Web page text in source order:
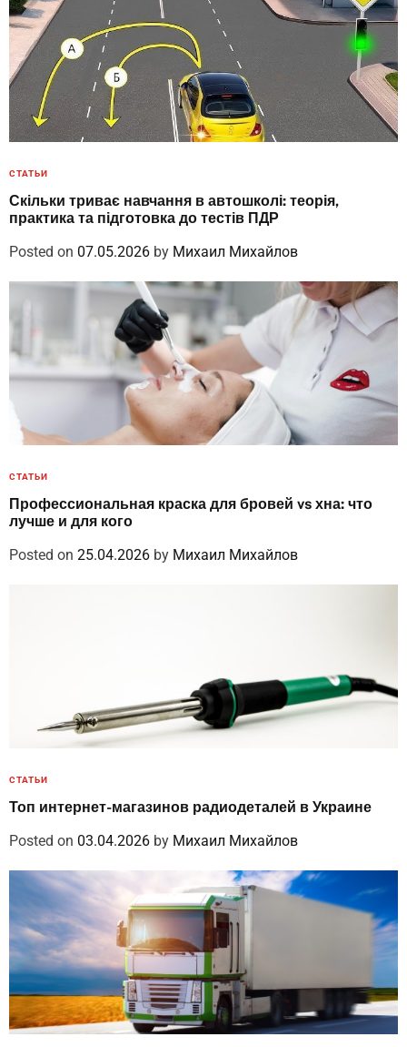
СТАТЬИ
Скільки триває навчання в автошколі: теорія,
практика та підготовка до тестів ПДР
Posted on 07.05.2026 by Михаил Михайлов
СТАТЬИ
Профессиональная краска для бровей vs хна: что
лучше и для кого
Posted on 25.04.2026 by Михаил Михайлов
СТАТЬИ
Топ интернет-магазинов радиодеталей в Украине
Posted on 03.04.2026 by Михаил Михайлов